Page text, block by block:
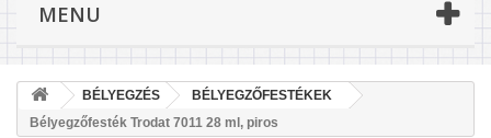
MENU
BÉLYEGZÉS
BÉLYEGZŐFESTÉKEK
Bélyegzőfesték Trodat 7011 28 ml, piros